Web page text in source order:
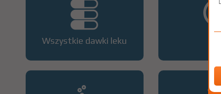
Wszystkie dawki leku